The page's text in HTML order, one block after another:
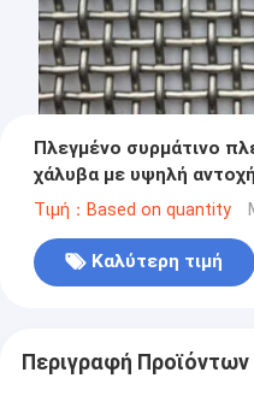
Πλεγμένο συρμάτινο
χάλυβα με υψηλή
Τιμή：Based on quantity
Καλύτερη τιμή
Περιγραφή Προϊόντων